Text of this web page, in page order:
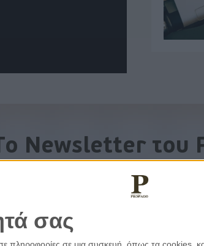
σας
Newsletter του
Λάβετε την ανάλυση της ημέρας στο